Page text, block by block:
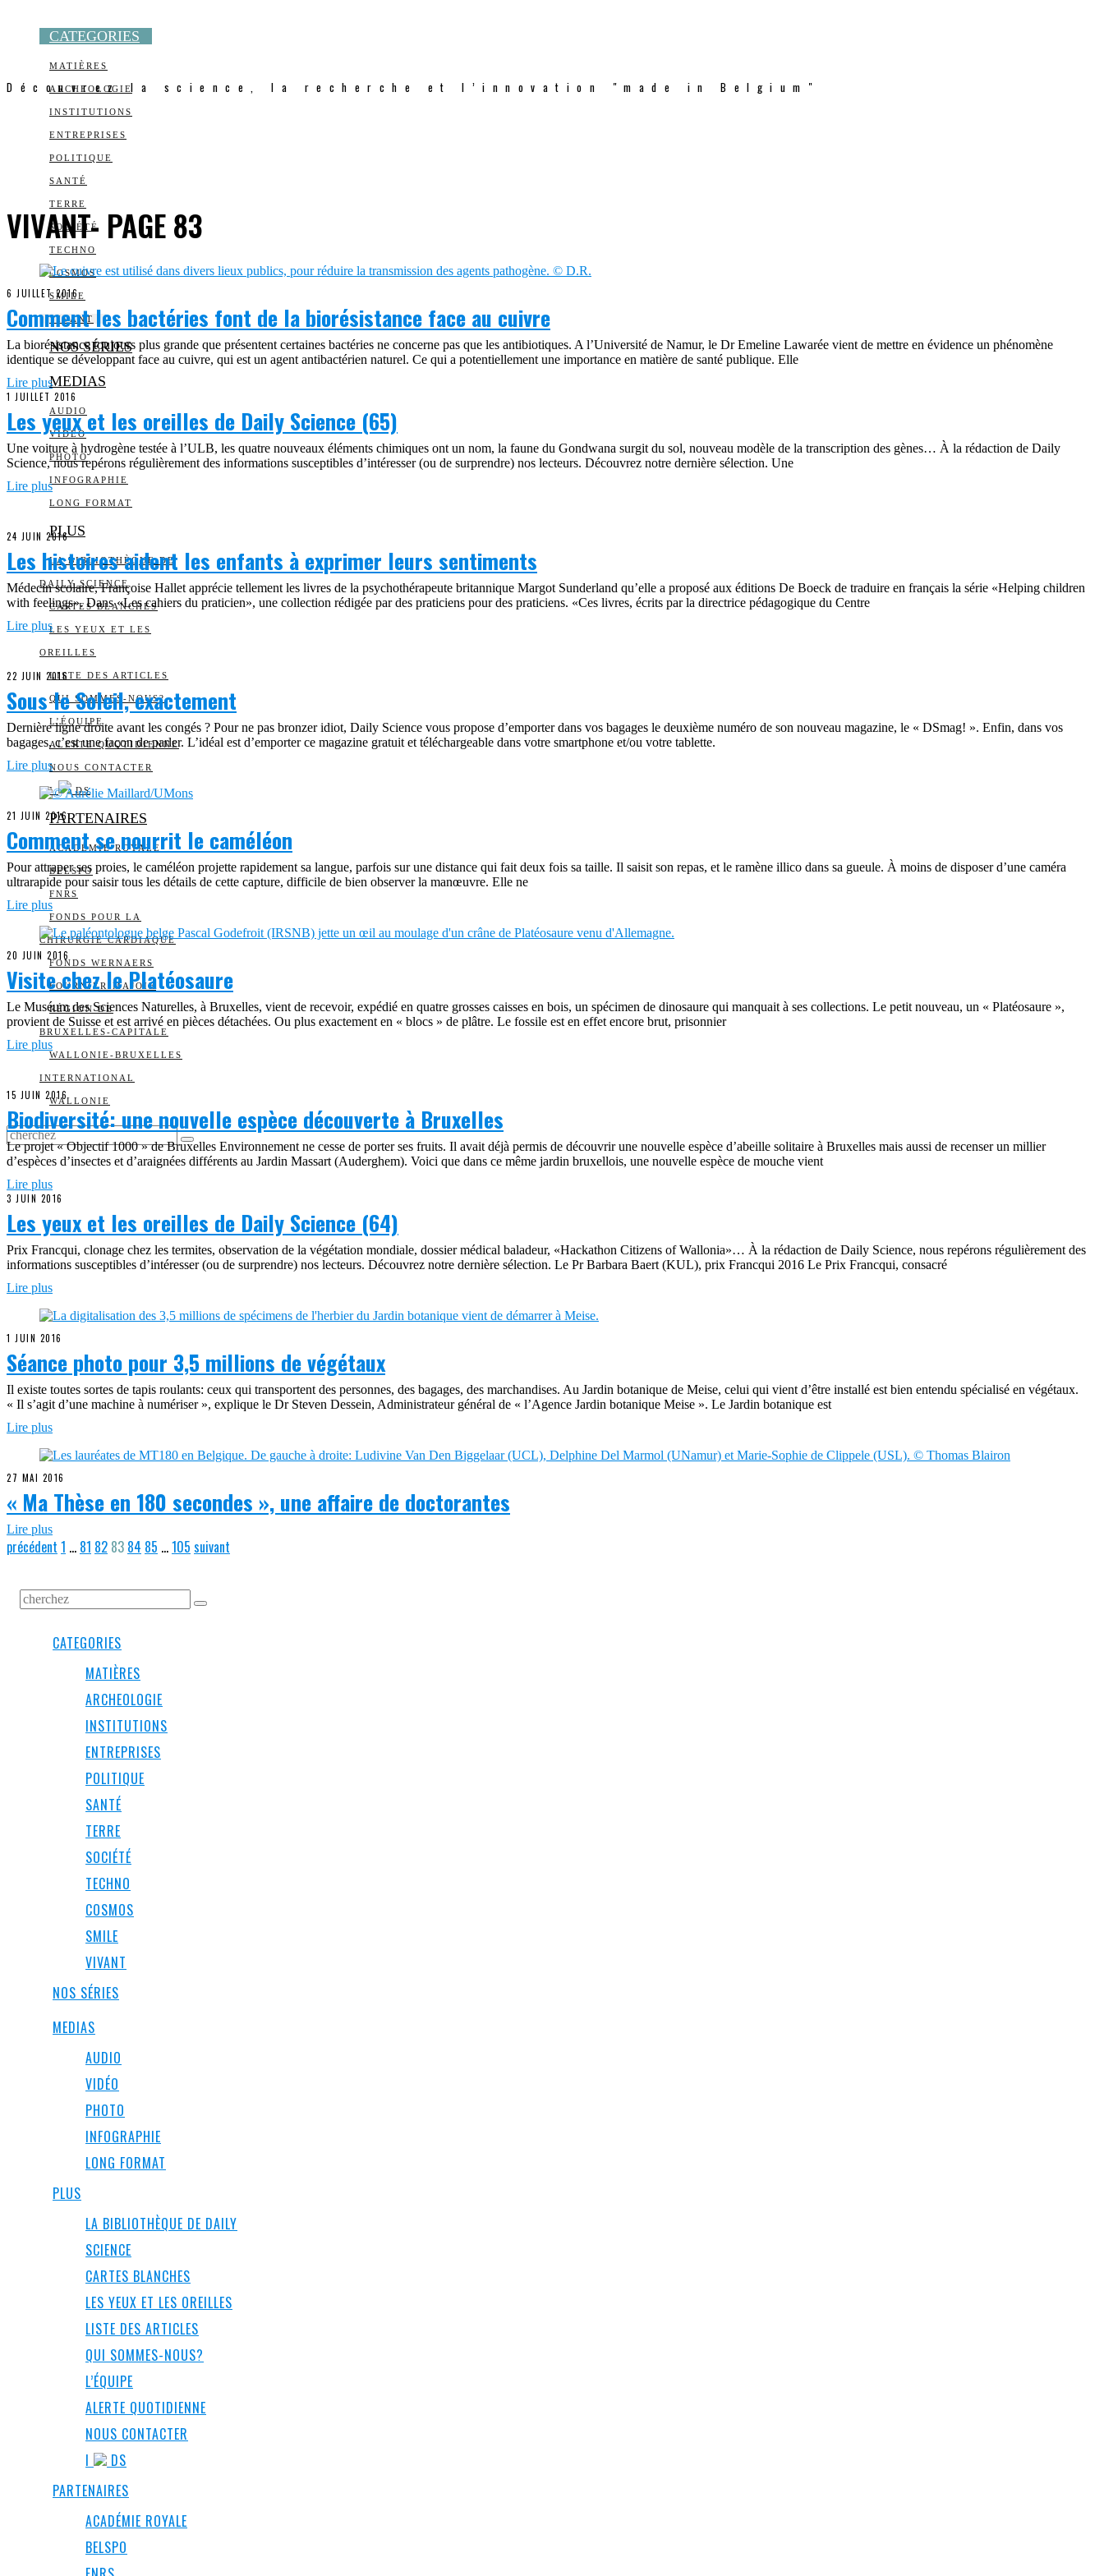
CATEGORIES
MATIÈRES
ARCHEOLOGIE
INSTITUTIONS
ENTREPRISES
POLITIQUE
SANTÉ
TERRE
SOCIÉTÉ
TECHNO
COSMOS
SMILE
VIVANT
NOS SÉRIES
MEDIAS
AUDIO
VIDÉO
PHOTO
INFOGRAPHIE
LONG FORMAT
PLUS
LA BIBLIOTHÈQUE DE
DAILY SCIENCE
CARTES BLANCHES
LES YEUX ET LES
OREILLES
LISTE DES ARTICLES
QUI SOMMES-NOUS?
L’ÉQUIPE
ALERTE QUOTIDIENNE
NOUS CONTACTER
I DS
PARTENAIRES
ACADÉMIE ROYALE
BELSPO
FNRS
FONDS POUR LA
CHIRURGIE CARDIAQUE
FONDS WERNAERS
FOURNIER-MAJOIE
RÉGION DE
BRUXELLES-CAPITALE
WALLONIE-BRUXELLES
INTERNATIONAL
WALLONIE
Découvrez la science, la recherche et l’innovation "made in Belgium"
VIVANT- PAGE 83
6 JUILLET 2016
Comment les bactéries font de la biorésistance face au cuivre
La biorésistance toujours plus grande que présentent certaines bactéries ne concerne pas que les antibiotiques. A l’Université de Namur, le Dr Emeline Lawarée vient de mettre en évidence un phénomène
identique se développant face au cuivre, qui est un agent antibactérien naturel. Ce qui a potentiellement une importance en matière de santé publique. Elle
Lire plus
1 JUILLET 2016
Les yeux et les oreilles de Daily Science (65)
Une voiture à hydrogène testée à l’ULB, les quatre nouveaux éléments chimiques ont un nom, la faune du Gondwana surgit du sol, nouveau modèle de la transcription des gènes… À la rédaction de Daily
Science, nous repérons régulièrement des informations susceptibles d’intéresser (ou de surprendre) nos lecteurs. Découvrez notre dernière sélection. Une
Lire plus
24 JUIN 2016
Les histoires aident les enfants à exprimer leurs sentiments
Médecin scolaire, Françoise Hallet apprécie tellement les livres de la psychothérapeute britannique Margot Sunderland qu’elle a proposé aux éditions De Boeck de traduire en français la série «Helping children
with feelings». Dans «Les cahiers du praticien», une collection rédigée par des praticiens pour des praticiens. «Ces livres, écrits par la directrice pédagogique du Centre
Lire plus
22 JUIN 2016
Sous le Soleil, exactement
Dernière ligne droite avant les congés ? Pour ne pas bronzer idiot, Daily Science vous propose d’emporter dans vos bagages le deuxième numéro de son nouveau magazine, le « DSmag! ». Enfin, dans vos
bagages, c’est une façon de parler. L’idéal est d’emporter ce magazine gratuit et téléchargeable dans votre smartphone et/ou votre tablette.
Lire plus
21 JUIN 2016
Comment se nourrit le caméléon
Pour attraper ses proies, le caméléon projette rapidement sa langue, parfois sur une distance qui fait deux fois sa taille. Il saisit son repas, et le ramène illico dans sa gueule. À moins de disposer d’une caméra
ultrarapide pour saisir tous les détails de cette capture, difficile de bien observer la manœuvre. Elle ne
Lire plus
20 JUIN 2016
Visite chez le Platéosaure
Le Muséum des Sciences Naturelles, à Bruxelles, vient de recevoir, expédié en quatre grosses caisses en bois, un spécimen de dinosaure qui manquait à ses collections. Le petit nouveau, un « Platéosaure »,
provient de Suisse et est arrivé en pièces détachées. Ou plus exactement en « blocs » de plâtre. Le fossile est en effet encore brut, prisonnier
Lire plus
15 JUIN 2016
Biodiversité: une nouvelle espèce découverte à Bruxelles
Le projet « Objectif 1000 » de Bruxelles Environnement ne cesse de porter ses fruits. Il avait déjà permis de découvrir une nouvelle espèce d’abeille solitaire à Bruxelles mais aussi de recenser un millier
d’espèces d’insectes et d’araignées différents au Jardin Massart (Auderghem). Voici que dans ce même jardin bruxellois, une nouvelle espèce de mouche vient
Lire plus
3 JUIN 2016
Les yeux et les oreilles de Daily Science (64)
Prix Francqui, clonage chez les termites, observation de la végétation mondiale, dossier médical baladeur, «Hackathon Citizens of Wallonia»… À la rédaction de Daily Science, nous repérons régulièrement des
informations susceptibles d’intéresser (ou de surprendre) nos lecteurs. Découvrez notre dernière sélection. Le Pr Barbara Baert (KUL), prix Francqui 2016 Le Prix Francqui, consacré
Lire plus
1 JUIN 2016
Séance photo pour 3,5 millions de végétaux
Il existe toutes sortes de tapis roulants: ceux qui transportent des personnes, des bagages, des marchandises. Au Jardin botanique de Meise, celui qui vient d’être installé est bien entendu spécialisé en végétaux.
« Il s’agit d’une machine à numériser », explique le Dr Steven Dessein, Administrateur général de « l’Agence Jardin botanique Meise ». Le Jardin botanique est
Lire plus
27 MAI 2016
« Ma Thèse en 180 secondes », une affaire de doctorantes
Lire plus
précédent 1 … 81 82 83 84 85 …105 suivant
CATEGORIES
MATIÈRES
ARCHEOLOGIE
INSTITUTIONS
ENTREPRISES
POLITIQUE
SANTÉ
TERRE
SOCIÉTÉ
TECHNO
COSMOS
SMILE
VIVANT
NOS SÉRIES
MEDIAS
AUDIO
VIDÉO
PHOTO
INFOGRAPHIE
LONG FORMAT
PLUS
LA BIBLIOTHÈQUE DE DAILY
SCIENCE
CARTES BLANCHES
LES YEUX ET LES OREILLES
LISTE DES ARTICLES
QUI SOMMES-NOUS?
L’ÉQUIPE
ALERTE QUOTIDIENNE
NOUS CONTACTER
I
DS
PARTENAIRES
ACADÉMIE ROYALE
BELSPO